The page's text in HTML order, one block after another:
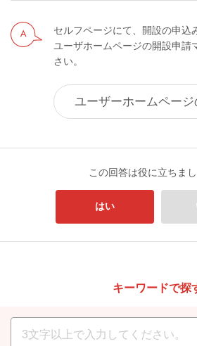
セルフページにて、開設の申込
ユーザホームページの開設申請
さい。
ユーザーホームペー
この回答は役に立ちま
はい
キーワードで探